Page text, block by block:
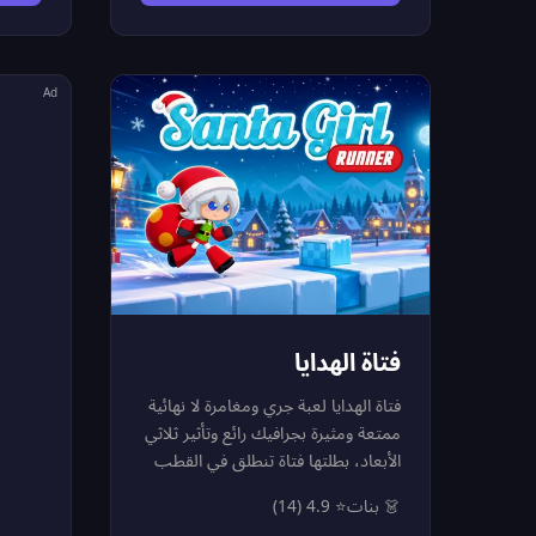
والكثير من الإكسسوارات الجميلة.
نسّقي المظهرين ليتطابقا أو اختاري
الإبداع والمرح. لا عدادات وقت ولا
منافسة — فقط إبداعك وخيالك في
عالم هادئ وملون تحت أمواج البحر.
مثالية للأطفال والكبار الباحثين عن
تجربة مريحة وممتعة!
اضغط
فتاة الهدايا
فتاة الهدايا لعبة جري ومغامرة لا نهائية
ممتعة ومثيرة بجرافيك رائع وتأثير ثلاثي
الأبعاد، بطلتها فتاة تنطلق في القطب
طريقها. عليكِ الجري لأطول مسافة
👗 بنات⭐ 4.9 (14)
Ad